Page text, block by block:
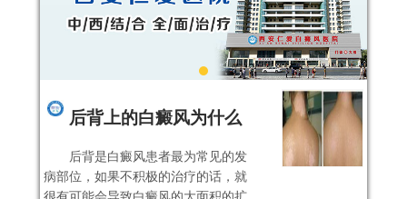
后背上的白癜风为什么
后背是白癜风患者最为常见的发
病部位，如果不积极的治疗的话，就
很有可能会导致白癜风的大面积的扩